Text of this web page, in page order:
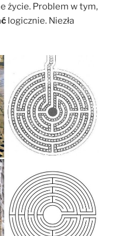
życie. Problem w tym,
logicznie. Niezła